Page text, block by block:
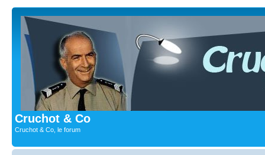
Cruchot & Co
Cruchot & Co, le forum